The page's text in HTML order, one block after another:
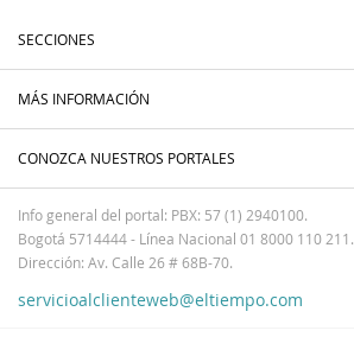
SECCIONES
MÁS INFORMACIÓN
CONOZCA NUESTROS PORTALES
Info general del portal: PBX: 57 (1) 2940100.
Bogotá 5714444 - Línea Nacional 01 8000 110 211.
Dirección: Av. Calle 26 # 68B-70.
servicioalclienteweb@eltiempo.com